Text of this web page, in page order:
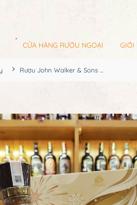
CỬA HÀNG RƯỢU NGOẠI GIỚI
Rượu John Walker & Sons XR21 Hộp Quà 2025